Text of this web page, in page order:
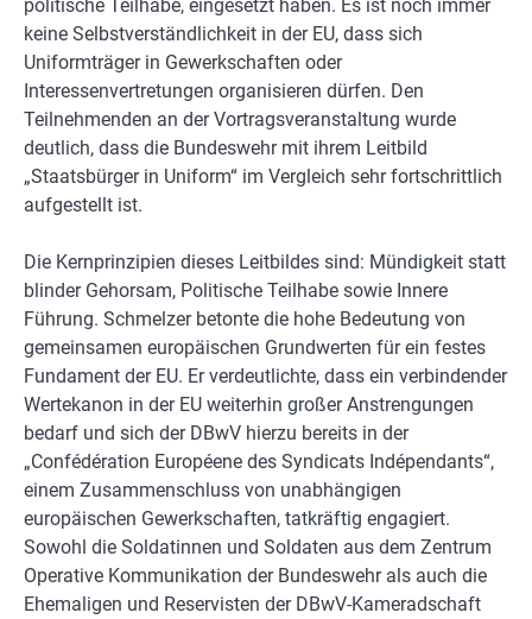
politische Teilhabe, eingesetzt haben. Es ist noch immer
keine Selbstverständlichkeit in der EU, dass sich
Uniformträger in Gewerkschaften oder
Interessenvertretungen organisieren dürfen. Den
Teilnehmenden an der Vortragsveranstaltung wurde
deutlich, dass die Bundeswehr mit ihrem Leitbild
„Staatsbürger in Uniform“ im Vergleich sehr fortschrittlich
aufgestellt ist.
Die Kernprinzipien dieses Leitbildes sind: Mündigkeit statt
blinder Gehorsam, Politische Teilhabe sowie Innere
Führung. Schmelzer betonte die hohe Bedeutung von
gemeinsamen europäischen Grundwerten für ein festes
Fundament der EU. Er verdeutlichte, dass ein verbindender
Wertekanon in der EU weiterhin großer Anstrengungen
bedarf und sich der DBwV hierzu bereits in der
„Confédération Européene des Syndicats Indépendants“,
einem Zusammenschluss von unabhängigen
europäischen Gewerkschaften, tatkräftig engagiert.
Sowohl die Soldatinnen und Soldaten aus dem Zentrum
Operative Kommunikation der Bundeswehr als auch die
Ehemaligen und Reservisten der DBwV-Kameradschaft